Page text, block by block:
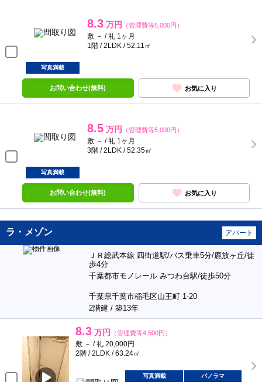
8.3 万円 （管理費等5,000円）
敷 － / 礼 1ヶ月
1階 / 2LDK / 52.11㎡
写真満載
お問い合わせ(無料) お気に入り
8.5 万円 （管理費等5,000円）
敷 － / 礼 1ヶ月
3階 / 2LDK / 52.35㎡
写真満載
お問い合わせ(無料) お気に入り
ラ・メゾン アパート
ＪＲ総武本線 四街道駅/バス乗車5分/鹿放ヶ丘/徒
歩4分
千葉都市モノレール みつわ台駅/徒歩50分
千葉県千葉市稲毛区山王町 1-20
2階建 / 築13年
8.3 万円 （管理費等4,500円）
敷 － / 礼 20,000円
2階 / 2LDK / 63.24㎡
写真満載
パノラマ